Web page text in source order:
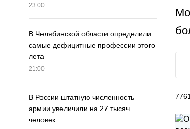
23:00
В Челябинской области определили
самые дефицитные профессии этого
лета
21:00
В России штатную численность
армии увеличили на 27 тысяч
человек
7761